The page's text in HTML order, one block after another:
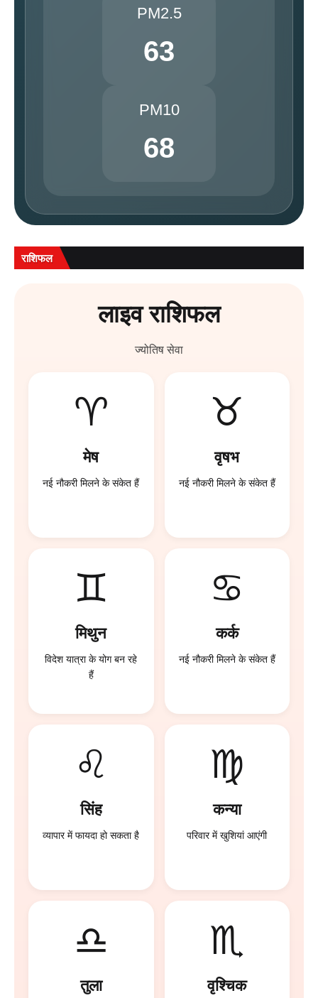
PM2.5
63
PM10
68
राशिफल
लाइव राशिफल
ज्योतिष सेवा
♈
मेष
नई नौकरी मिलने के संकेत हैं
♉
वृषभ
नई नौकरी मिलने के संकेत हैं
♊
मिथुन
विदेश यात्रा के योग बन रहे
हैं
♋
कर्क
नई नौकरी मिलने के संकेत हैं
♌
सिंह
व्यापार में फायदा हो सकता है
♍
कन्या
परिवार में खुशियां आएंगी
♎
तुला
♏
वृश्चिक